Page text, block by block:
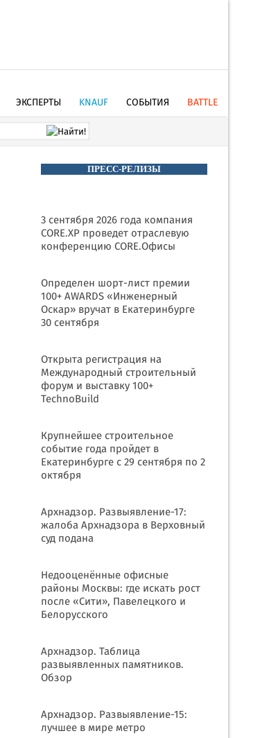
ЭКСПЕРТЫ KNAUF СОБЫТИЯ BATTLE
ПРЕСС-РЕЛИЗЫ
3 сентября 2026 года компания
CORE.XP проведет отраслевую
конференцию CORE.Офисы
Определен шорт-лист премии
100+ AWARDS «Инженерный
Оскар» вручат в Екатеринбурге
30 сентября
Открыта регистрация на
Международный строительный
форум и выставку 100+
TechnoBuild
Крупнейшее строительное
событие года пройдет в
Екатеринбурге с 29 сентября по 2
октября
Архнадзор. Развыявление-17:
жалоба Архнадзора в Верховный
суд подана
Недооценённые офисные
районы Москвы: где искать рост
после «Сити», Павелецкого и
Белорусского
Архнадзор. Таблица
развыявленных памятников.
Обзор
Архнадзор. Развыявление-15:
лучшее в мире метро